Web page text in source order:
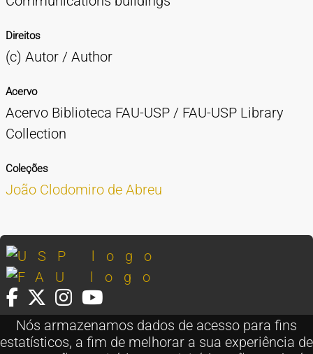
Nós armazenamos dados de acesso para fins
estatísticos, a fim de melhorar a sua experiência de
Direitos
(c) Autor / Author
Acervo
Acervo Biblioteca FAU-USP / FAU-USP Library
Collection
Coleções
João Clodomiro de Abreu
FAU Cidade Universitária